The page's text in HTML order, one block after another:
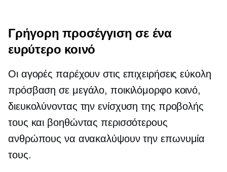
Γρήγορη προσέγγιση σε ένα
ευρύτερο κοινό
Οι αγορές παρέχουν στις επιχειρήσεις εύκολη
πρόσβαση σε μεγάλο, ποικιλόμορφο κοινό,
διευκολύνοντας την ενίσχυση της προβολής
τους και βοηθώντας περισσότερους
ανθρώπους να ανακαλύψουν την επωνυμία
τους.